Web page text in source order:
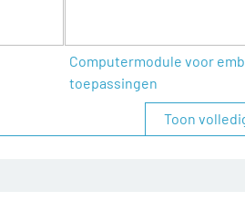
Computermodule voor
toepassingen
Toon